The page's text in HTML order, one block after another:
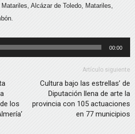
Alcázar de Toledo, Matariles,
00:00
los
Artículo siguiente
Cultura bajo las estrellas’ de
Diputación llena de arte la
provincia con 105 actuaciones
en 77 municipios